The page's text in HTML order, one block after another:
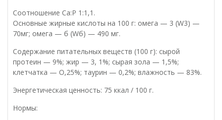
Соотношение Са:Р 1:1,1.
Основные жирные кислоты на 100 г: омега — 3 (W3) —
70мг; омега — б (Wб) — 490 мг.
Содержание питательных веществ (100 г): сырой
протеин — 9%; жир — 3, 1%; сырая зола — 1,5%;
клетчатка — О,25%; таурин — 0,2%; влажность — 83%.
Энергетическая ценность: 75 ккал / 100 г.
Нормы: